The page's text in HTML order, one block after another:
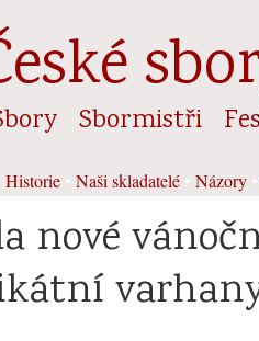
Sbormistři
Historie Naši skladatelé Názory
nové